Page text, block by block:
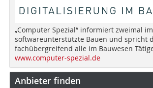
„Computer Spezial“ informiert zweimal
softwareunterstützte Bauen und spricht
fachübergreifend alle im Bauwesen
www.computer-spezial.de
Anbieter finden